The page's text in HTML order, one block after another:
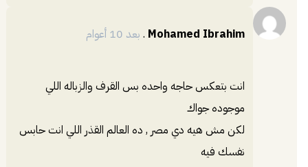
Mohamed Ibrahim
. بعد 10 أعوام
انت بتعكس حاجه واحده بس القرف والزباله اللي
موجوده جواك
لكن مش هيه دي مصر , ده العالم القذر اللي انت حابس
نفسك فيه